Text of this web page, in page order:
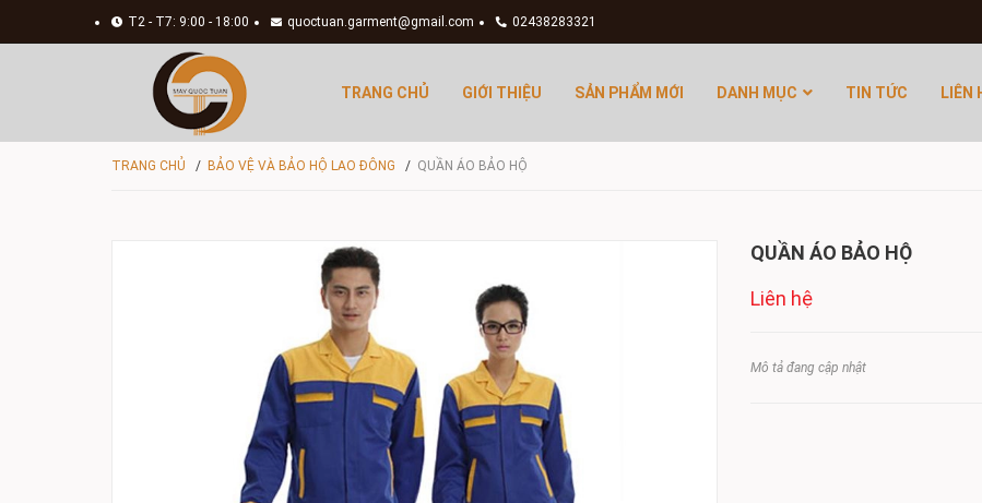
T2 - T7: 9:00 - 18:00 quoctuan.garment@gmail.com 02438283321
TRANG CHỦ GIỚI THIỆU SẢN PHẨM MỚI DANH MỤC TIN TỨC LIÊN
TRANG CHỦ / BẢO VỆ VÀ BẢO HỘ LAO ĐÔNG / QUẦN ÁO BẢO HỘ
QUẦN ÁO BẢO HỘ
Liên hệ
Mô tả đang cập nhật